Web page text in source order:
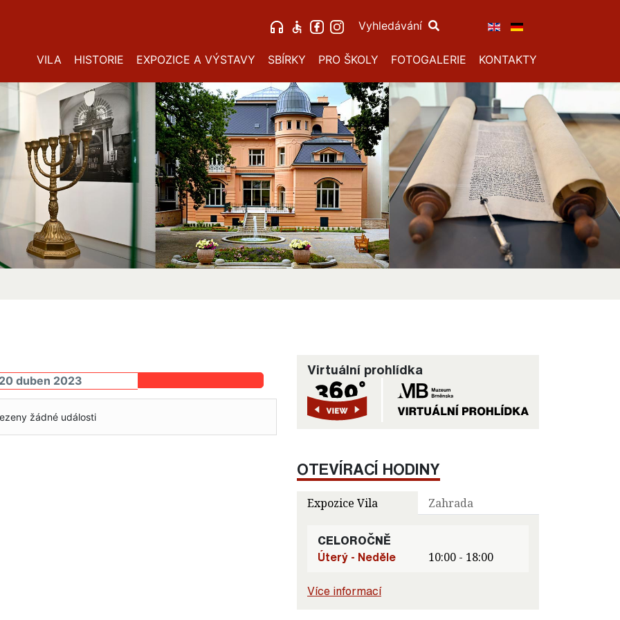
Vyhledávání
VILA HISTORIE EXPOZICE A VÝSTAVY SBÍRKY PRO ŠKOLY FOTOGALERIE KONTAKTY
duben 2023
žádné události
Virtuální prohlídka
OTEVÍRACÍ HODINY
Expozice Vila Zahrada
CELOROČNĚ
Úterý - Neděle
10:00 - 18:00
Více informací